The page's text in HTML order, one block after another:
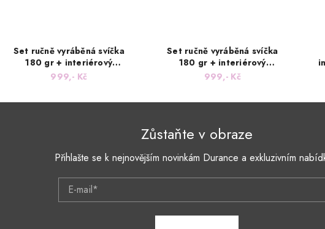
Set ručně vyráběná svíčka
180 gr + interiérový
parfém 100 mL s vůní
Monoi
999,- Kč
Set ručně vyráběná svíčka
180 gr + interiérový
parfém 100 mL s vůní
pomeranče se skořicí
999,- Kč
Zůstaňte v obraze
Přihlašte se k nejnovějším novinkám Durance a exkluzivním
E-mail*